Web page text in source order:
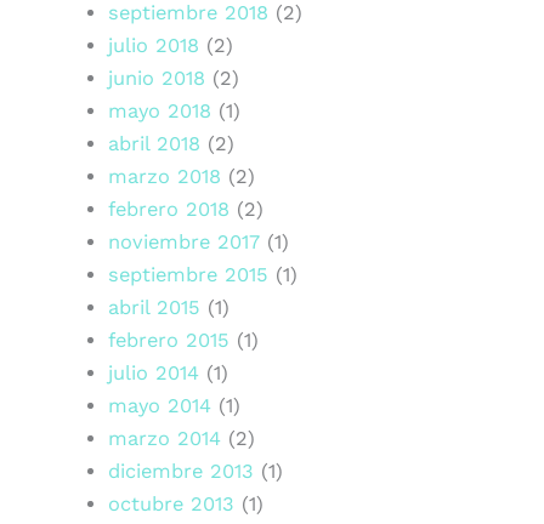
septiembre 2018 (2)
julio 2018 (2)
junio 2018 (2)
mayo 2018 (1)
abril 2018 (2)
marzo 2018 (2)
febrero 2018 (2)
noviembre 2017 (1)
septiembre 2015 (1)
abril 2015 (1)
febrero 2015 (1)
julio 2014 (1)
mayo 2014 (1)
marzo 2014 (2)
diciembre 2013 (1)
octubre 2013 (1)